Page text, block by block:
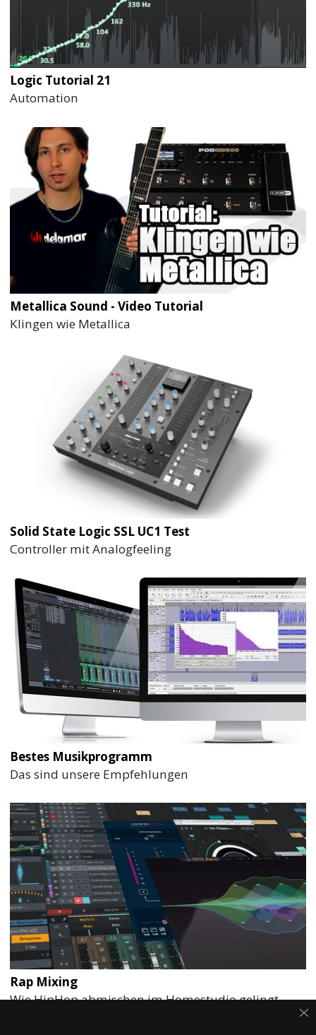
Logic Tutorial 21
Automation
Metallica Sound - Video Tutorial
Klingen wie Metallica
Solid State Logic SSL UC1 Test
Controller mit Analogfeeling
Bestes Musikprogramm
Das sind unsere Empfehlungen
Rap Mixing
Wie HipHop abmischen im Homestudio gelingt